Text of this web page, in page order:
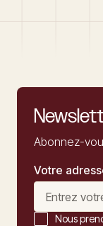
Abonnez-
Votre
Nous